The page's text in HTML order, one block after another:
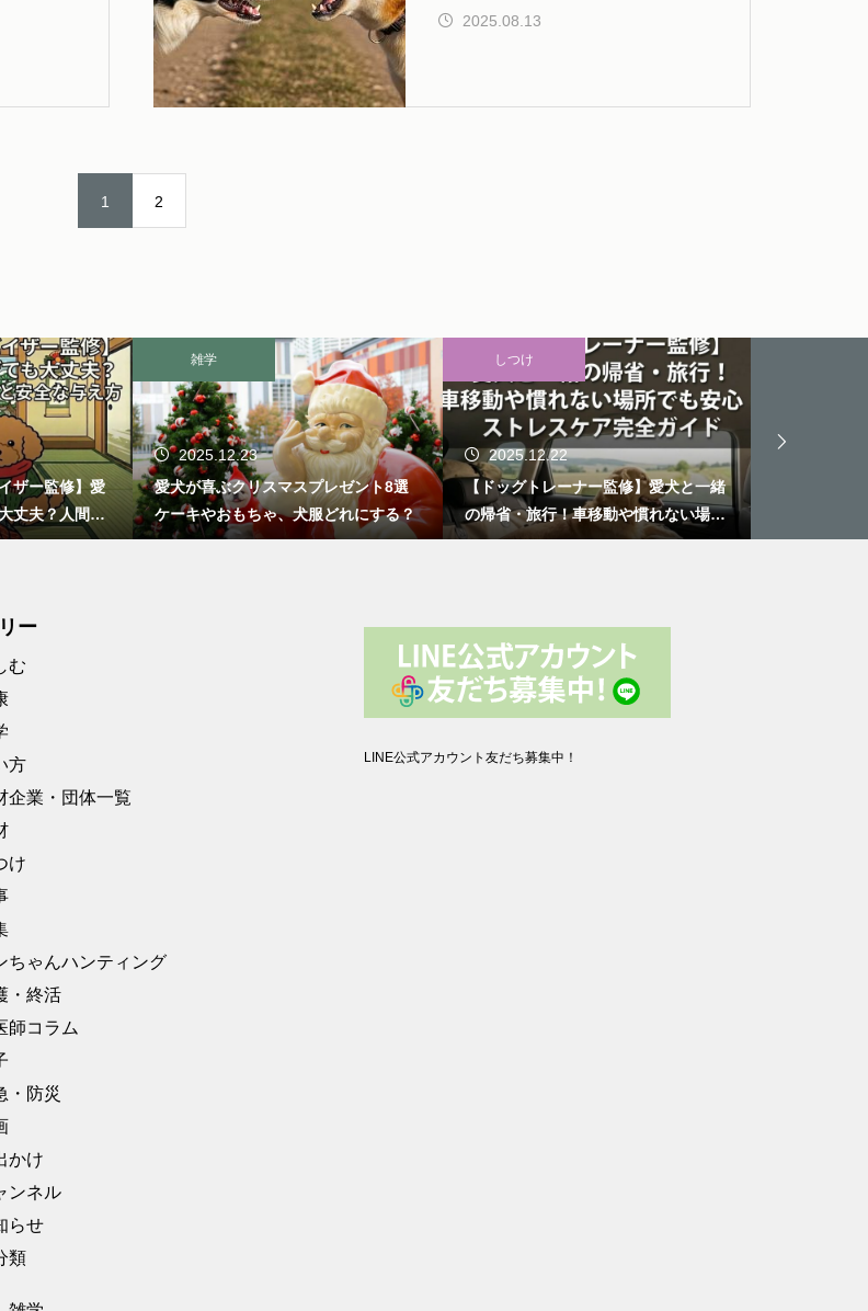
2025.08.13
1 2
ザー監修】愛
丈夫？人間用
与え方
雑学
2025.12.23
愛犬が喜ぶクリスマスプレゼント8選
ケーキやおもちゃ、犬服どれにする？
しつけ
2025.12.22
【ドッグトレーナー監修】愛犬と一緒
の帰省・旅行！車移動や慣れない場所
でも安心！ストレスケア完全ガイド
ー
む
方
企業・団体一覧
け
ちゃんハンティング
・終活
師コラム
・防災
かけ
ンネル
らせ
類
LINE公式アカウント友だち募集中！